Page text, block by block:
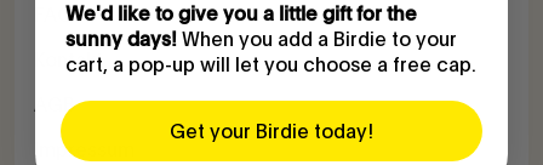
FAQ
Kontakt
AGB
Impressum
We'd like to give you a little gift for the
sunny days! When you add a Birdie to your
cart, a pop-up will let you choose a free cap.
Get your Birdie today!